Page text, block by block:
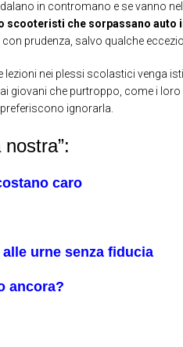
in contromano e se vanno
scooteristi che sorpassano auto
prudenza, salvo qualche
nei plessi scolastici venga
ai giovani che purtroppo, come i loro
preferiscono ignorarla.
caro
urne senza fiducia
ancora?